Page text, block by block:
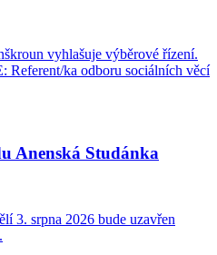
vyhlašuje výběrové řízení.
ka odboru sociálních věcí
Anenská Studánka
3. srpna 2026 bude uzavřen